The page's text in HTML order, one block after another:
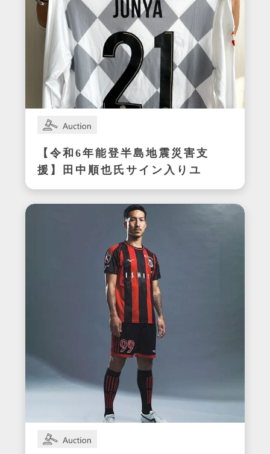
【令和6年能登半島地震災害支
援】田中順也氏サイン入りユ
ニフォーム